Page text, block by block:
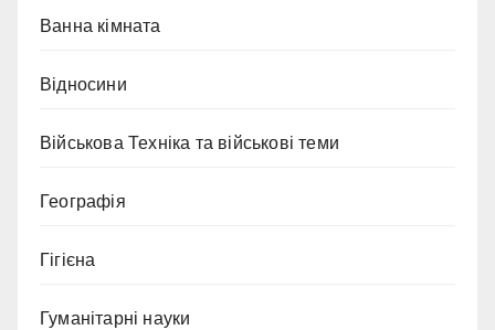
Ванна кімната
Відносини
Військова Техніка та військові теми
Географія
Гігієна
Гуманітарні науки